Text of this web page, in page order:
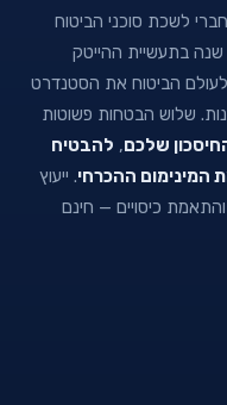
לשכת סוכני הביטוח
נוסדה ע״י זאב יופה לאחר 40+ שנה בתעשיית ההייטק
הביטוח את הסטנדרט
שלוש הבטחות פשוטות
שלכם, להבטיח
המינימום ההכרחי. ייעוץ
כיסויים — חינם